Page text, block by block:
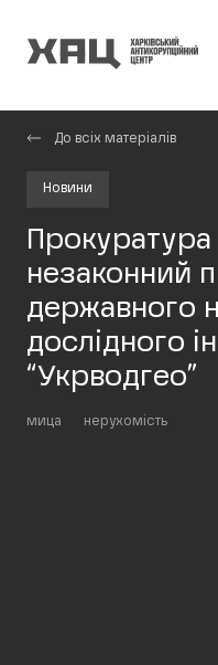
До всіх матеріалів
Новини
Прокуратура
незаконний
державного
дослідного
“Укрводгео”
мица нерухомість